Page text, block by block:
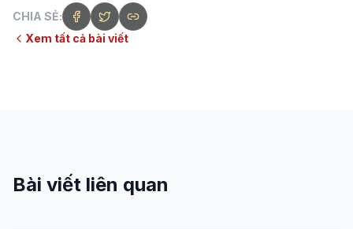
CHIA SẺ:
Xem tất cả bài viết
Bài viết liên quan